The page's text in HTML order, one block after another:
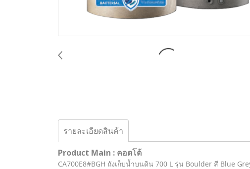
รายละเอียดสินค้า
Product Main : คอตโต้
CA700E8#BGH ถังเก็บน้ำบนดิน 700 L รุ่น Boulder สี Blue